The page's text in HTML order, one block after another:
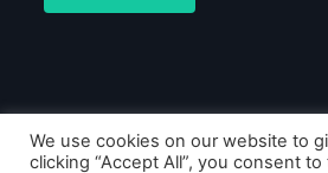
Copyright ©️ 2023 United Indian
We use cookies on our website to
clicking “Accept All”, you consent